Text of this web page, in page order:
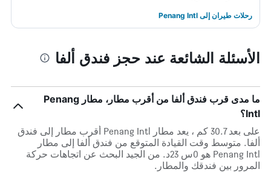
رحلات طيران إلى Penang Intl
الأسئلة الشائعة عند حجز فندق ألفا
ما مدى قرب فندق ألفا من أقرب مطار، مطار Penang
Intl؟
على بعد 30.7 كم ، يعد مطار Penang Intl أقرب مطار إلى فندق
ألفا. متوسط وقت القيادة المتوقع من فندق ألفا إلى مطار
Penang Intl هو 0س 23د. من الجيد البحث عن اتجاهات حركة
المرور بين فندقك والمطار.